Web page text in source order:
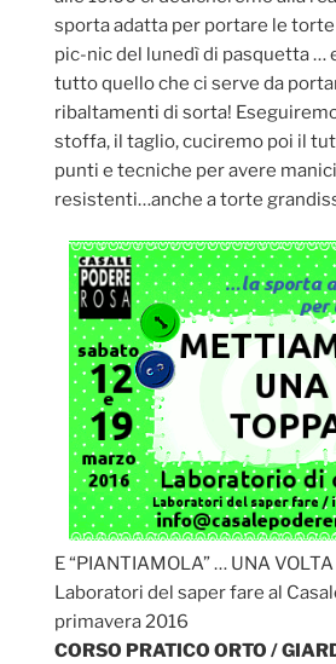
sporta adatta per portare le torte
pic-nic del lunedì di pasquetta …
tutto quello che ci serve da
ribaltamenti di sorta!
stoffa, il taglio, cuciremo poi il
punti e tecniche per avere
resistenti…anche a torte
E “PIANTIAMOLA” … UNA
Laboratori del saper fare al
primavera 2016
CORSO PRATICO ORTO /